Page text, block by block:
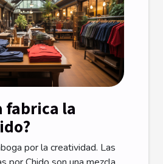
fabrica la
por la creatividad. Las